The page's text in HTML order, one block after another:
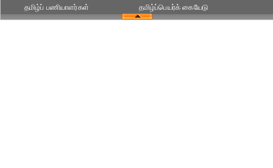
தமிழ்ப் பணியாளர்கள்
தமிழ்ப்பெயர்க் கையேடு